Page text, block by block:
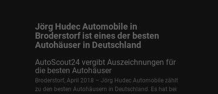
Jörg Hudec Automobile in
Broderstorf ist eines der besten
Autohäuser in Deutschland
AutoScout24 vergibt Auszeichnungen für
die besten Autohäuser
Broderstorf, April 2018 – Jörg Hudec Automobile zählt
zu den besten Autohäusern in Deutschland. Es hat bei